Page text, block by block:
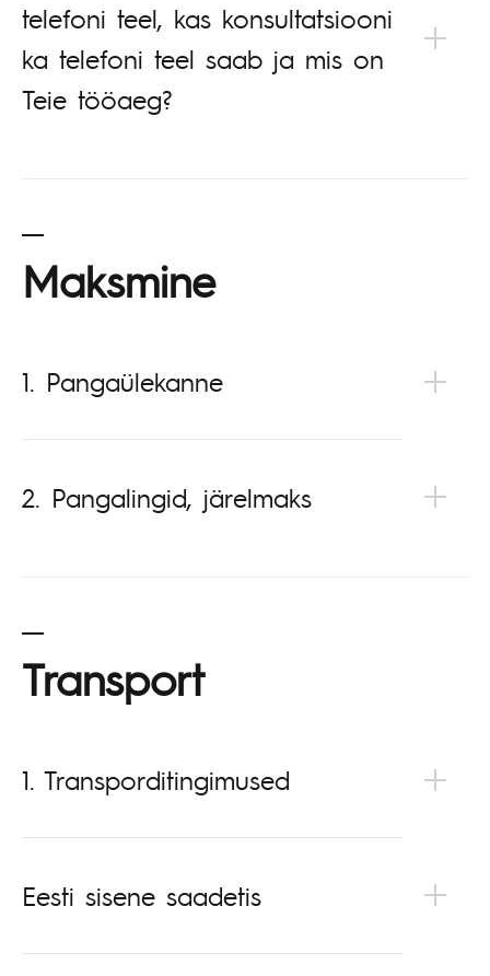
telefoni teel, kas konsultatsiooni
ka telefoni teel saab ja mis on
Teie tööaeg?
Maksmine
1. Pangaülekanne
2. Pangalingid, järelmaks
Transport
1. Transporditingimused
Eesti sisene saadetis